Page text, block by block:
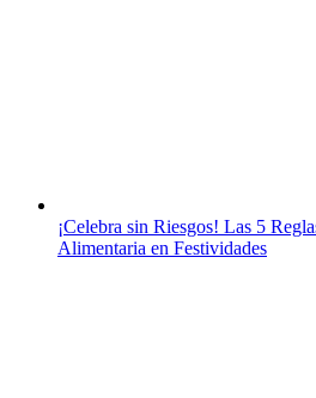
¡Celebra sin Riesgos! Las 5
Alimentaria en Festividades